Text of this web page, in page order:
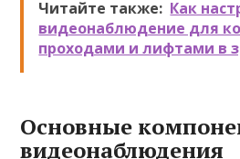
Читайте также: Как
видеонаблюдение для
проходами и лифтами в
Основные
видеонаблюдения